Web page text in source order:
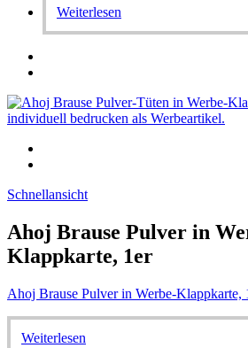
Weiterlesen
Schnellansicht
Ahoj Brause Pulver in
Klappkarte, 1er
Ahoj Brause Pulver in Werbe-Klappkarte,
Weiterlesen